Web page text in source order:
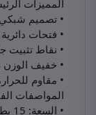
المميزات
• تصميم شبكي
• فتحات
• نقاط تثبيت
• خفيف
• مقاوم
المواصفات
• السعة: 15 بطارية من نوع 18650 أو ما يعادلها